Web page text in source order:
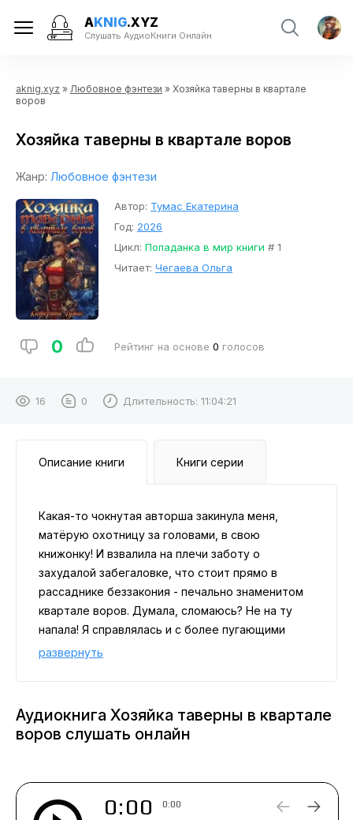
AKNIG.XYZ
Слушать АудиоКниги Онлайн
aknig.xyz » Любовное фэнтези » Хозяйка таверны в квартале
воров
Хозяйка таверны в квартале воров
Жанр: Любовное фэнтези
Автор: Тумас Екатерина
Год: 2026
Цикл: Попаданка в мир книги # 1
Читает: Чегаева Ольга
0 Рейтинг на основе 0 голосов
16 0 Длительность: 11:04:21
Описание книги Книги серии
Какая-то чокнутая авторша закинула меня,
матёрую охотницу за головами, в свою
книжонку! И взвалила на плечи заботу о
захудалой забегаловке, что стоит прямо в
рассаднике беззакония - печально знаменитом
квартале воров. Думала, сломаюсь? Не на ту
напала! Я справлялась и с более пугающими
преступными элементами. А знания о ведении
владелицы тела. Дальше надо развиваться,
тут ещё всех на уши поставлю, будут у меня по
струнке ходить!
развернуть
Аудиокнига Хозяйка таверны в квартале
воров слушать онлайн
0:00 0:00